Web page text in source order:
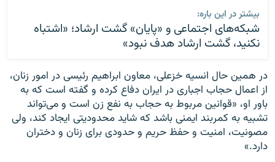
بیشتر در این باره:
شبکه‌های اجتماعی و «پایان» گشت ارشاد؛ «اشتباه
نکنید، گشت ارشاد هدف نبود»
در همین حال انسیه خزعلی، معاون ابراهیم رئیسی در امور زنان،
از اعمال حجاب اجباری در ایران دفاع کرده و گفته است که به
باور او، «قوانین مربوط به حجاب به نفع زن است و می‌تواند
تشبیه به کمربند ایمنی باشد که شاید محدودیتی ایجاد کند، ولی
مصونیت، امنیت و حفظ حریم و حدودی برای زنان و دختران
دارد.»